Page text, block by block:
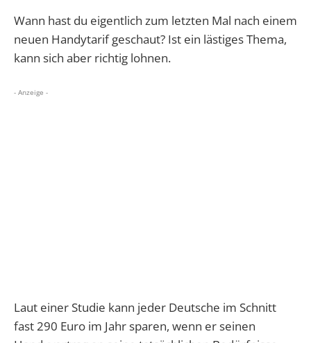
Wann hast du eigentlich zum letzten Mal nach einem
neuen Handytarif geschaut? Ist ein lästiges Thema,
kann sich aber richtig lohnen.
- Anzeige -
Laut einer Studie kann jeder Deutsche im Schnitt
fast 290 Euro im Jahr sparen, wenn er seinen